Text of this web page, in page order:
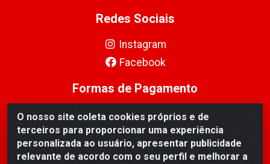
O nosso site coleta cookies próprios e de
terceiros para proporcionar uma experiência
personalizada ao usuário, apresentar publicidade
relevante de acordo com o seu perfil e melhorar a
Redes Sociais
Instagram
Facebook
Formas de Pagamento
Ricopeças Comércio de componentes Eletrônicos Ltda -